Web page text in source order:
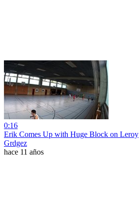
0:16
Erik Comes Up with Huge Block on Leroy
Grdgez
hace 11 años